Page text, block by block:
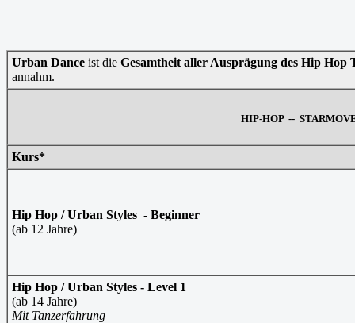
Urban Dance ist die Gesamtheit aller Ausprägung des Hip Hop
annahm.
HIP-HOP --
Kurs*
Hip Hop / Urban Styles - Beginner
(ab 12 Jahre)
Hip Hop / Urban Styles - Level 1
(ab 14 Jahre)
Mit Tanzerfahrung